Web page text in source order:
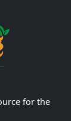
for the